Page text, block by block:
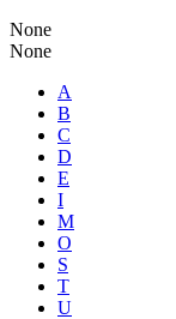
None
None
A
B
C
D
E
I
M
O
S
T
U